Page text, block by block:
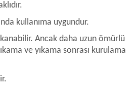
kullanıma uygundur.
Ancak daha uzun ömürlü
ve yıkama sonrası kurulama